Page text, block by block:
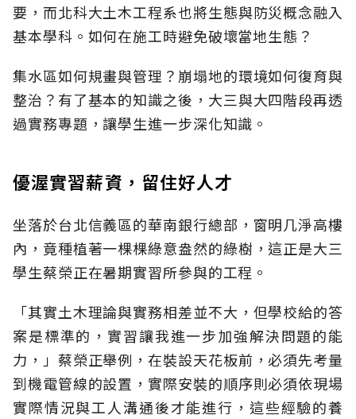
要，而北科大土木工程系也將生態與防災概念融入
基本學科。如何在施工時避免破壞當地生態？
集水區如何規畫與管理？崩塌地的環境如何復育與
整治？有了基本的知識之後，大三與大四階段再透
過實務專題，讓學生進一步深化知識。
優渥實習薪資，留住好人才
坐落於台北信義區的華南銀行總部，窗明几淨高樓
內，竟種植著一棵棵綠意盎然的綠樹，這正是大三
學生蔡榮正在暑期實習所參與的工程。
「其實土木理論與實務相差並不大，但學校給的答
案是標準的，實習讓我進一步加強解決問題的能
力，」蔡榮正舉例，在裝設天花板前，必須先考量
到機電管線的設置，實際安裝的順序則必須依現場
實際情況與工人溝通後才能進行，這些經驗的養